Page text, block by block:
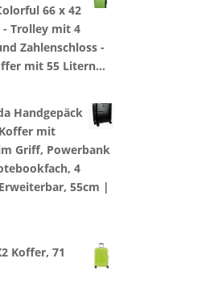
66 x 42
- Trolley mit 4
Zahlenschloss -
mit 55 Litern…
Handgepäck
mit
Griff, Powerbank
4
55cm |
Koffer, 71